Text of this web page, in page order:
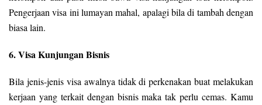
Pengerjaan visa ini lumayan mahal, apalagi bila di tambah dengan
biasa lain.
6. Visa Kunjungan Bisnis
Bila jenis-jenis visa awalnya tidak di perkenakan buat melakukan
kerjaan yang terkait dengan bisnis maka tak perlu cemas. Kamu